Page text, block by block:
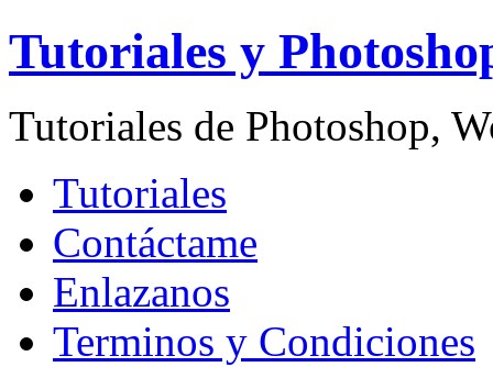
Tutoriales y
Tutoriales de Photoshop,
Tutoriales
Contáctame
Enlazanos
Terminos y Condiciones